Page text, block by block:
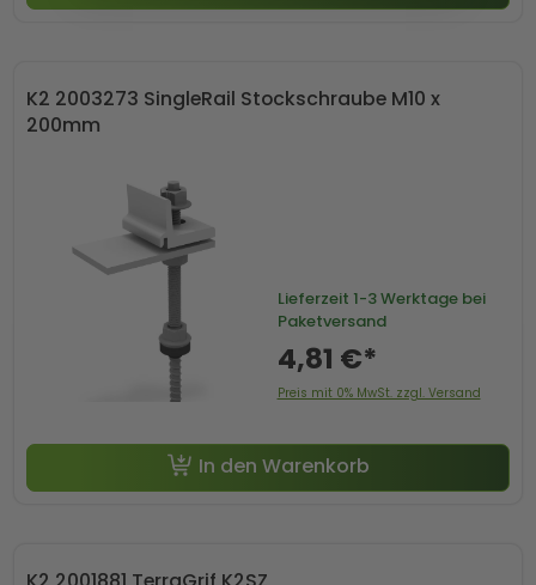
K2 2003273 SingleRail Stockschraube M10 x
200mm
Lieferzeit 1-3 Werktage bei
Paketversand
4,81 €*
Preis mit 0% MwSt. zzgl. Versand
In den Warenkorb